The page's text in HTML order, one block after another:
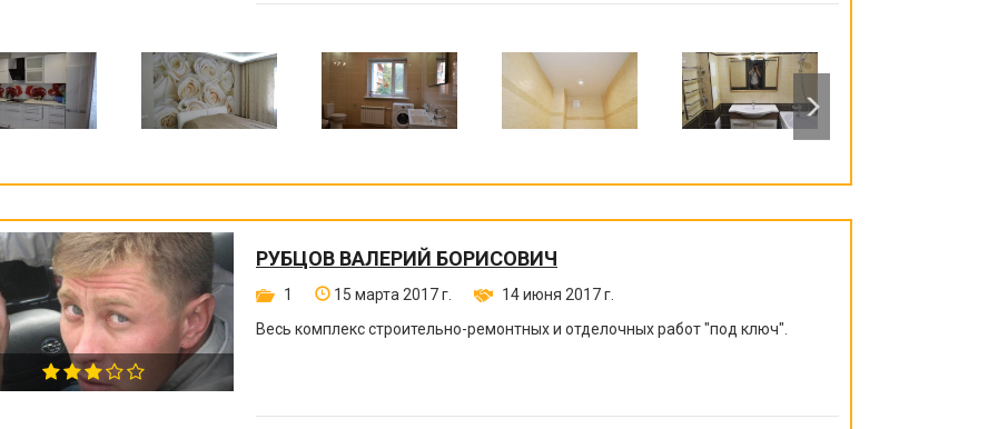
РУБЦОВ ВАЛЕРИЙ БОРИСОВИЧ
1 15 марта 2017 г.
14 июня 2017 г.
Весь комплекс строительно-ремонтных и отделочных работ "под ключ".